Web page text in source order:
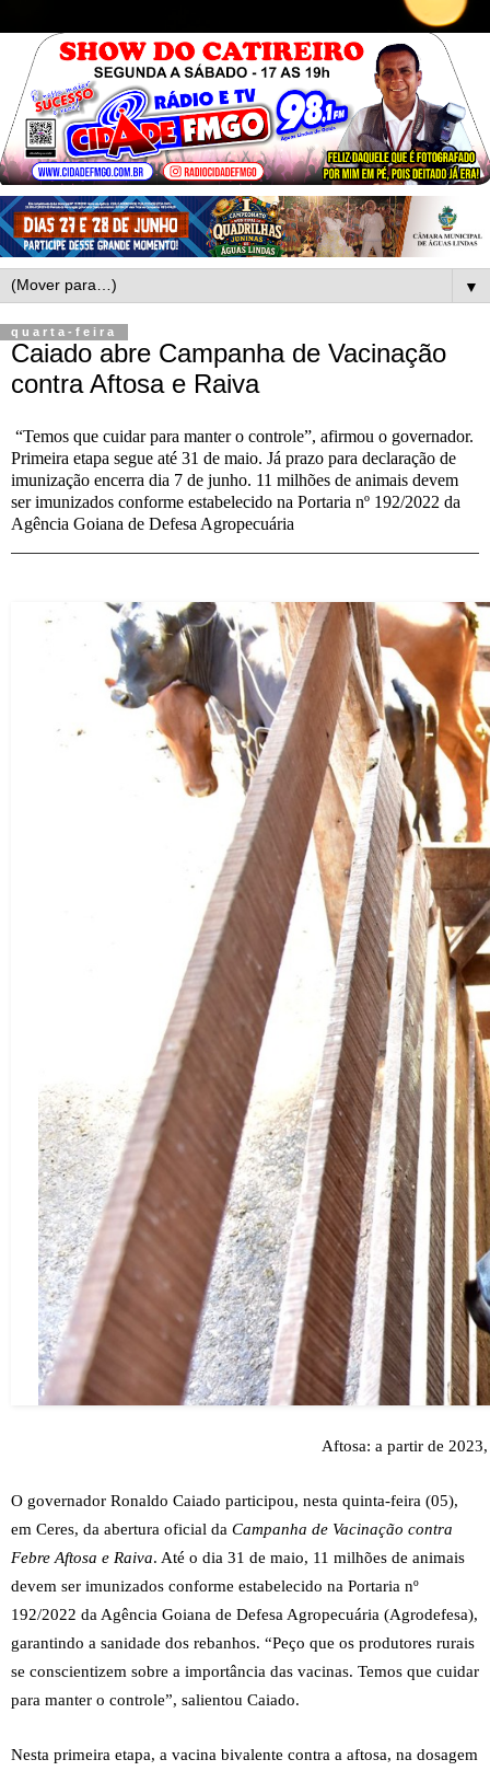
▼
quarta-feira
Caiado abre Campanha de Vacinação
contra Aftosa e Raiva
“Temos que cuidar para manter o controle”, afirmou o governador.
Primeira etapa segue até 31 de maio. Já prazo para declaração de
imunização encerra dia 7 de junho. 11 milhões de animais devem
ser imunizados conforme estabelecido na Portaria nº 192/2022 da
Agência Goiana de Defesa Agropecuária
Aftosa: a partir de
O governador Ronaldo Caiado participou, nesta quinta-feira (05),
em Ceres, da abertura oficial da Campanha de Vacinação contra
Febre Aftosa e Raiva. Até o dia 31 de maio, 11 milhões de animais
devem ser imunizados conforme estabelecido na Portaria nº
192/2022 da Agência Goiana de Defesa Agropecuária (Agrodefesa),
garantindo a sanidade dos rebanhos. “Peço que os produtores rurais
se conscientizem sobre a importância das vacinas. Temos que cuidar
para manter o controle”, salientou Caiado.
Nesta primeira etapa, a vacina bivalente contra a aftosa, na dosagem